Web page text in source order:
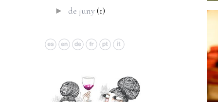
► de juny(1)